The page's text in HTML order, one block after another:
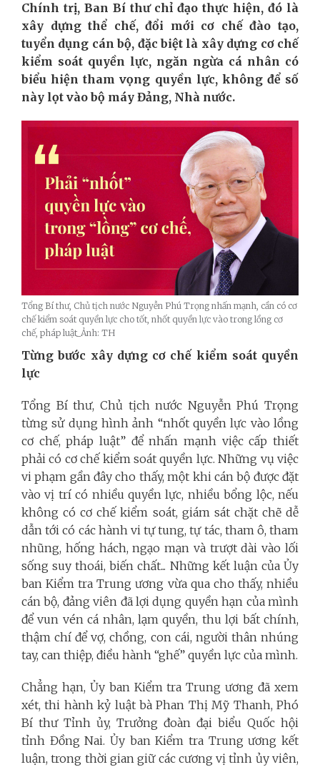
Chính trị, Ban Bí thư chỉ đạo thực hiện, đó là
xây dựng thể chế, đổi mới cơ chế đào tạo,
tuyển dụng cán bộ, đặc biệt là xây dựng cơ chế
kiểm soát quyền lực, ngăn ngừa cá nhân có
biểu hiện tham vọng quyền lực, không để số
này lọt vào bộ máy Đảng, Nhà nước.
Tổng Bí thư, Chủ tịch nước Nguyễn Phú Trọng nhấn mạnh, cần có cơ
chế kiểm soát quyền lực cho tốt, nhốt quyền lực vào trong lồng cơ
chế, pháp luật_Ảnh: TH
Từng bước xây dựng cơ chế kiểm soát quyền
lực
Tổng Bí thư, Chủ tịch nước Nguyễn Phú Trọng
từng sử dụng hình ảnh “nhốt quyền lực vào lồng
cơ chế, pháp luật” để nhấn mạnh việc cấp thiết
phải có cơ chế kiểm soát quyền lực. Những vụ việc
vi phạm gần đây cho thấy, một khi cán bộ được đặt
vào vị trí có nhiều quyền lực, nhiều bổng lộc, nếu
không có cơ chế kiểm soát, giám sát chặt chẽ dễ
dẫn tới có các hành vi tự tung, tự tác, tham ô, tham
nhũng, hống hách, ngạo mạn và trượt dài vào lối
sống suy thoái, biến chất... Những kết luận của Ủy
ban Kiểm tra Trung ương vừa qua cho thấy, nhiều
cán bộ, đảng viên đã lợi dụng quyền hạn của mình
để vun vén cá nhân, lạm quyền, thu lợi bất chính,
thậm chí để vợ, chồng, con cái, người thân nhúng
tay, can thiệp, điều hành “ghế” quyền lực của mình.
Chẳng hạn, Ủy ban Kiểm tra Trung ương đã xem
xét, thi hành kỷ luật bà Phan Thị Mỹ Thanh, Phó
Bí thư Tỉnh ủy, Trưởng đoàn đại biểu Quốc hội
tỉnh Đồng Nai. Ủy ban Kiểm tra Trung ương kết
luận, trong thời gian giữ các cương vị tỉnh ủy viên,